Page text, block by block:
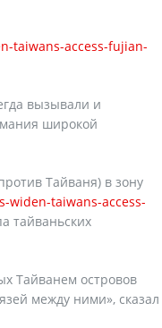
taiwans-access-fujian-
вызывали и
широкой
Тайваня) в зону
taiwans-access-
тайваньских
Тайванем островов
между ними», сказал